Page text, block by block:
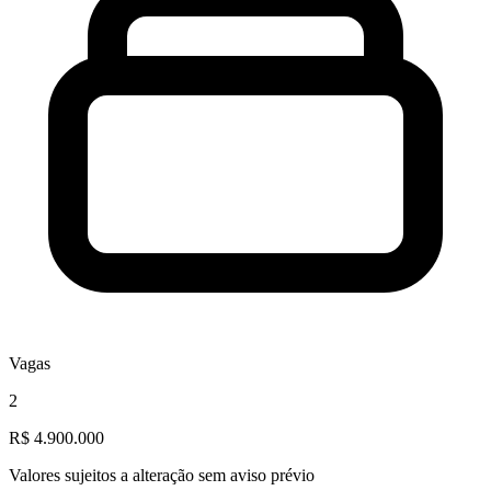
Vagas
2
R$ 4.900.000
Valores sujeitos a alteração sem aviso prévio